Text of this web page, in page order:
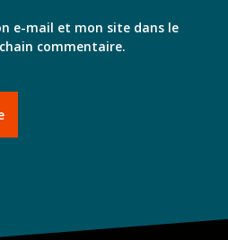
e-mail et mon site dans le
commentaire.